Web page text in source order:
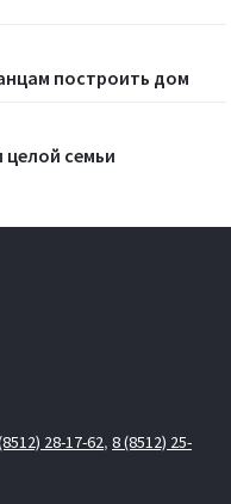
построить дом
семьи
28-17-62, 8 (8512) 25-